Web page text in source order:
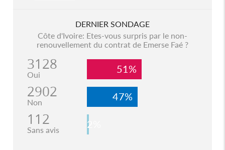
DERNIER SONDAGE
Côte d'Ivoire: Etes-vous surpris par le non-
renouvellement du contrat de Emerse Faé ?
3128
Oui 51%
2902
Non 47%
112
Sans avis 2%